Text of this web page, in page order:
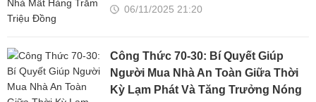
06/11/2025 21:20
Công Thức 70-30: Bí Quyết Giúp
Người Mua Nhà An Toàn Giữa Thời
Kỳ Lạm Phát Và Tăng Trưởng Nóng